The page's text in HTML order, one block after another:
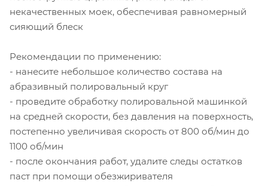
некачественных моек, обеспечивая равномерный
сияющий блеск
Рекомендации по применению:
- нанесите небольшое количество состава на
абразивный полировальный круг
- проведите обработку полировальной машинкой
на средней скорости, без давления на поверхность,
постепенно увеличивая скорость от 800 об/мин до
1100 об/мин
- после окончания работ, удалите следы остатков
паст при помощи обезжиривателя